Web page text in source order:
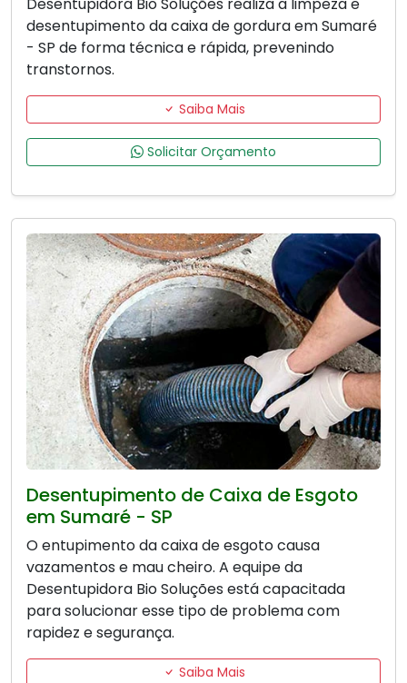
desentupimento da caixa de gordura em Sumaré
- SP de forma técnica e rápida, prevenindo
transtornos.
Saiba Mais
Solicitar Orçamento
Desentupimento de Caixa de Esgoto
em Sumaré - SP
O entupimento da caixa de esgoto causa
vazamentos e mau cheiro. A equipe da
Desentupidora Bio Soluções está capacitada
para solucionar esse tipo de problema com
rapidez e segurança.
Saiba Mais